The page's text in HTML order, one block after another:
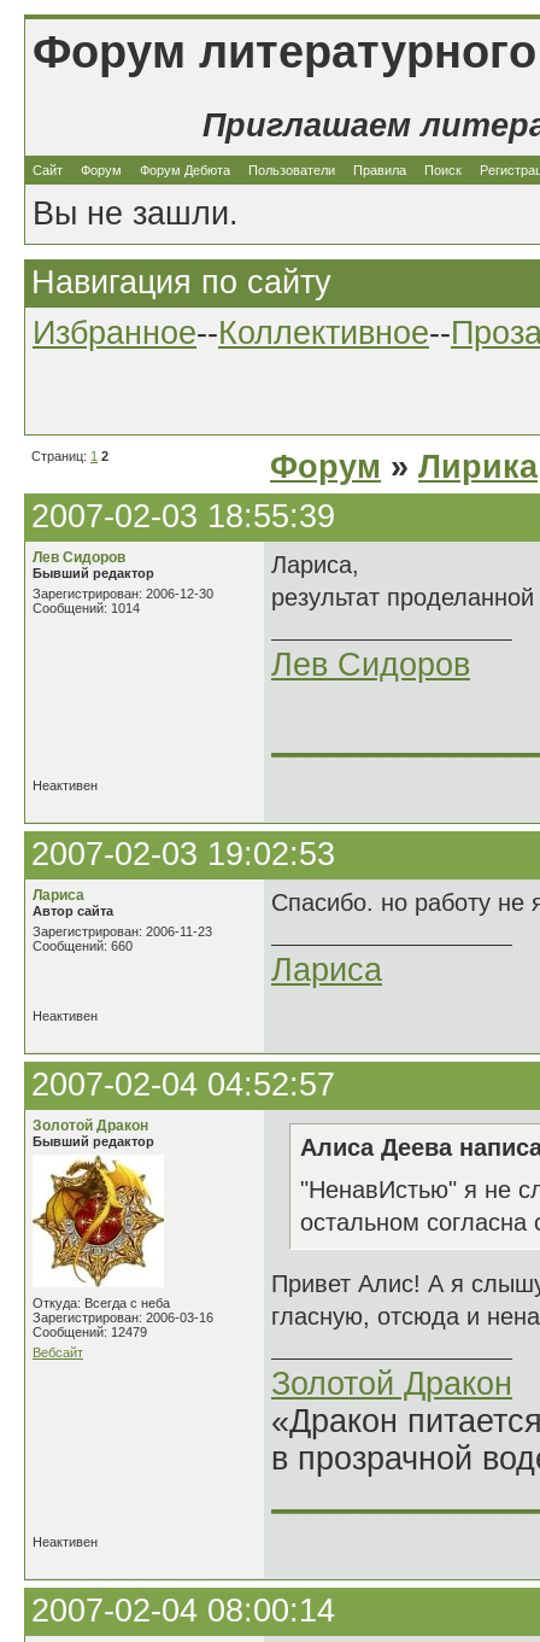
Форум
Приглашаем
Сайт Форум Форум Дебюта Пользователи Правила Поиск
Вы не зашли.
Навигация по сайту
Избранное--Коллективное--
Страниц: 1 2 Форум » Лирика
2007-02-03 18:55:39
Лев Сидоров
Бывший редактор
Зарегистрирован: 2006-12-30
Сообщений: 1014
Лариса,
результат
Лев Сидоров
Неактивен
2007-02-03 19:02:53
Лариса
Автор сайта
Зарегистрирован: 2006-11-23
Сообщений: 660
Спасибо. но работу не
Лариса
Неактивен
2007-02-04 04:52:57
Золотой Дракон
Бывший редактор
Откуда: Всегда с неба
Зарегистрирован: 2006-03-16
Сообщений: 12479
Вебсайт
Алиса Деева
"НенавИстью" я не
остальном
Привет Алис! А я
гласную, отсюда и
Золотой Дракон
«Дракон
в прозрачной
Неактивен
2007-02-04 08:00:14